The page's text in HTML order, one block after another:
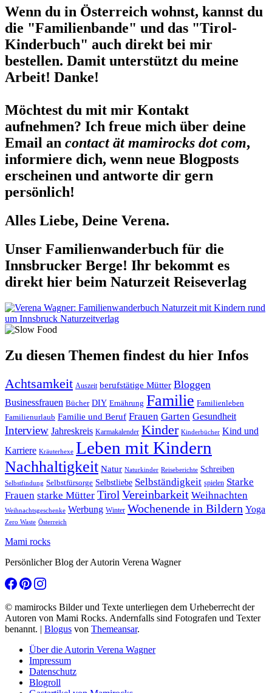
Wenn du in Österreich wohnst, kannst du
die "Familienbande" und das "Tirol-
Kinderbuch" auch direkt bei mir
bestellen. Damit unterstützt du meine
Arbeit! Danke!
Möchtest du mit mir Kontakt
aufnehmen? Ich freue mich über deine
Email an contact ät mamirocks dot com,
informiere dich, wenn neue Blogposts
erscheinen und antworte dir gern
persönlich!
Alles Liebe, Deine Verena.
Unser Familienwanderbuch für die
Innsbrucker Berge! Ihr bekommt es
direkt hier beim Naturzeit Reiseverlag
Zu diesen Themen findest du hier Infos
Achtsamkeit Auszeit berufstätige Mütter Bloggen
Businessfrauen Bücher DIY Ernährung Familie Familienleben
Familienurlaub Familie und Beruf Frauen Garten Gesundheit
Interview Jahreskreis Karmakalender Kinder Kinderbücher Kind und
Karriere Kräuterhexe Leben mit Kindern
Nachhaltigkeit Natur Naturkinder Reiseberichte Schreiben
Selbstfindung Selbstfürsorge Selbstliebe Selbständigkeit spielen Starke
Frauen starke Mütter Tirol Vereinbarkeit Weihnachten
Weihnachtsgeschenke Werbung Winter Wochenende in Bildern Yoga
Zero Waste Österreich
Mami rocks
Persönlicher Blog der Autorin Verena Wagner
© mamirocks Bilder und Texte unterliegen dem Urheberrecht der
Autoren von Mami Rocks. Andernfalls sind Fotografen und Texter
benannt. | Blogus von Themeansar.
Über die Autorin Verena Wagner
Impressum
Datenschutz
Blogroll